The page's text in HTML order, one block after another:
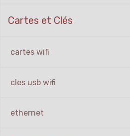
Cartes et Clés
cartes wifi
cles usb wifi
ethernet